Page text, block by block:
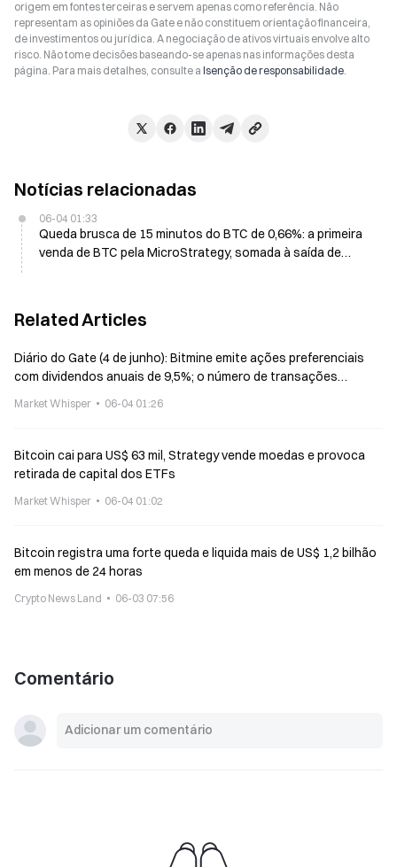
origem em fontes terceiras e servem apenas como referência. Não
representam as opiniões da Gate e não constituem orientação financeira,
de investimentos ou jurídica. A negociação de ativos virtuais envolve alto
risco. Não tome decisões baseando-se apenas nas informações desta
página. Para mais detalhes, consulte a Isenção de responsabilidade
Notícias relacionadas
06-04 01:33
Queda brusca de 15 minutos do BTC de 0,66%: a primeira
venda de BTC pela MicroStrategy, somada à saída de
Related Articles
Diário do Gate (4 de junho): Bitmine emite ações preferenciais
com dividendos anuais de 9,5%; o número de transações
Market Whisper 06-04 01:26
Bitcoin cai para US$ 63 mil, Strategy vende moedas e provoca
retirada de capital dos ETFs
Market Whisper 06-04 01:02
Bitcoin registra uma forte queda e liquida mais de US$ 1,2 bilhão
em menos de 24 horas
Crypto News Land 06-03 07:56
Comentário